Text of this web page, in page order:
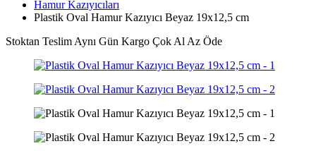
Hamur Kazıyıcıları
Plastik Oval Hamur Kazıyıcı Beyaz 19x12,5 cm
Stoktan Teslim Aynı Gün Kargo Çok Al Az Öde